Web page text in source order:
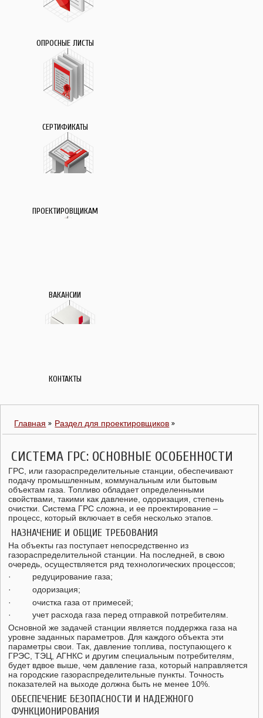
ОПРОСНЫЕ ЛИСТЫ
СЕРТИФИКАТЫ
ПРОЕКТИРОВЩИКАМ
ВАКАНСИИ
КОНТАКТЫ
Главная Раздел для проектировщиков
СИСТЕМА ГРС: ОСНОВНЫЕ ОСОБЕННОСТИ
ГРС, или газораспределительные станции, обеспечивают
подачу промышленным, коммунальным или бытовым
объектам газа. Топливо обладает определенными
свойствами, такими как давление, одоризация, степень
очистки. Система ГРС сложна, и ее проектирование –
процесс, который включает в себя несколько этапов.
НАЗНАЧЕНИЕ И ОБЩИЕ ТРЕБОВАНИЯ
На объекты газ поступает непосредственно из
газораспределительной станции. На последней, в свою
очередь, осуществляется ряд технологических процессов;
· редуцирование газа;
· одоризация;
· очистка газа от примесей;
· учет расхода газа перед отправкой потребителям.
Основной же задачей станции является поддержка газа на
уровне заданных параметров. Для каждого объекта эти
параметры свои. Так, давление топлива, поступающего к
ГРЭС, ТЭЦ, АГНКС и другим специальным потребителям,
будет вдвое выше, чем давление газа, который направляется
на городские газораспределительные пункты. Точность
показателей на выходе должна быть не менее 10%.
ОБЕСПЕЧЕНИЕ БЕЗОПАСНОСТИ И НАДЕЖНОГО
ФУНКЦИОНИРОВАНИЯ